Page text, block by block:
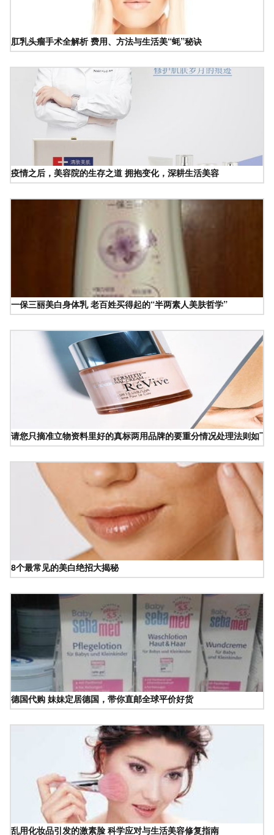
肛乳头瘤手术全解析 费用、方法与生活美“蚝”秘诀
疫情之后，美容院的生存之道 拥抱变化，深耕生活美容
一保三丽美白身体乳 老百姓买得起的“半两素人美肤哲学”
请您只摘准立物资料里好的真标两用品牌的要重分情况处理法则如
8个最常见的美白绝招大揭秘
德国代购 妹妹定居德国，带你直邮全球平价好货
乱用化妆品引发的激素脸 科学应对与生活美容修复指南